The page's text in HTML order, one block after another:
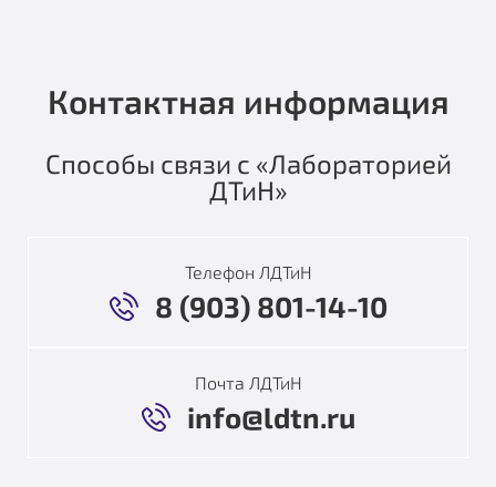
Контактная информация
Способы связи с «Лабораторией
ДТиН»
Телефон ЛДТиН
8 (903) 801-14-10
Почта ЛДТиН
info@ldtn.ru